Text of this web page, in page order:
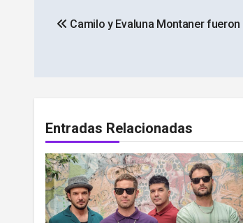
de
Camilo y Evaluna Montaner
Entradas Relacionadas